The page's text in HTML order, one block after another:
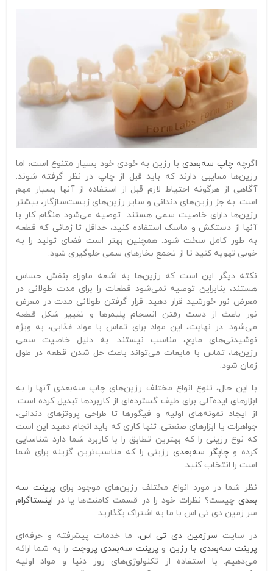
اگرچه چاپ سه‌بعدی با رزین به خودی خود بسیار متنوع است، اما
رزین‌ها معایبی دارند که باید قبل از چاپ در نظر گرفته شوند.
آگاهی از هرگونه احتیاط لازم قبل از استفاده از آنها بسیار مهم
است. به جز رزین‌های دندانی و سایر رزین‌های زیست‌سازگار، بیشتر
رزین‌ها دارای خاصیت سمی هستند. توصیه می‌شود هنگام کار با
آنها از دستکش و ماسک استفاده کنید، حداقل تا زمانی که قطعه
به طور کامل سخت شود. همچنین بهتر است فضای تولید را به
خوبی تهویه کنید تا از تجمع بخارهای سمی جلوگیری شود.
نکته دیگر این است که رزین‌ها به اشعه ماوراء بنفش حساس
هستند، بنابراین توصیه نمی‌شود قطعات را برای مدت طولانی در
معرض نور خورشید قرار دهید. قرار گرفتن طولانی مدت در معرض
نور باعث از دست رفتن انسجام پلیمرها و تغییر شکل قطعه
می‌شود. در نهایت، این مواد برای تماس با مواد غذایی، به ویژه
نوشیدنی‌های مایع، مناسب نیستند. به دلیل خاصیت سمی
رزین‌ها، تماس با مایعات می‌تواند باعث حل شدن قطعه در طول
زمان شود.
با این حال، تنوع انواع مختلف رزین‌های چاپ سه‌بعدی آنها را به
ابزارهای ایده‌آلی برای طیف گسترده‌ای از کاربردها تبدیل کرده است.
از ایجاد نمونه‌های اولیه و فیگورها تا طراحی پروتزهای دندانی،
جواهرات یا ابزارهای صنعتی. تنها کاری که باید انجام دهید این است
که نوع رزینی را که بهترین تطابق را با کاربرد شما دارد شناسایی
کرده و چاپگر سه‌بعدی رزینی را که مناسب‌ترین گزینه برای شما
است را انتخاب کنید.
نظر شما در مورد انواع مختلف رزین‌های موجود برای پرینت سه
بعدی چیست؟ نظرات خود را در قسمت کامنت‌ها یا در اینستاگرام
سر زمین دی تی اس با ما به اشتراک بگذارید.
در سایت سرزمین دی تی اس، ما خدمات پیشرفته و حرفه‌ای
پرینت سه‌بعدی با رزین و پرینت سه‌بعدی پروجت را به شما ارائه
می‌دهیم. با استفاده از تکنولوژی‌های روز دنیا و مواد اولیه